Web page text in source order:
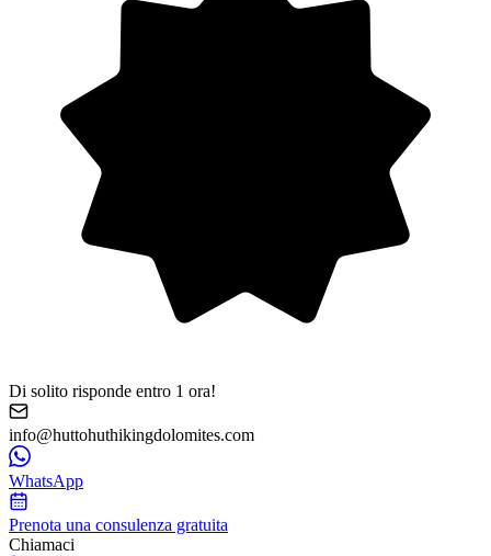
Di solito risponde entro 1 ora!
info@huttohuthikingdolomites.com
WhatsApp
Prenota una consulenza gratuita
Chiamaci